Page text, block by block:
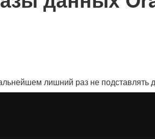
лишний раз не подставлять